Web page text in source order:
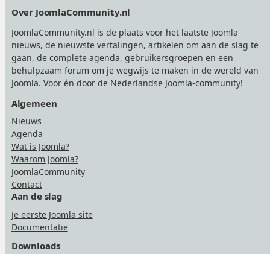
Over JoomlaCommunity.nl
JoomlaCommunity.nl is de plaats voor het laatste Joomla
nieuws, de nieuwste vertalingen, artikelen om aan de slag te
gaan, de complete agenda, gebruikersgroepen en een
behulpzaam forum om je wegwijs te maken in de wereld van
Joomla. Voor én door de Nederlandse Joomla-community!
Algemeen
Nieuws
Agenda
Wat is Joomla?
Waarom Joomla?
JoomlaCommunity
Contact
Aan de slag
Je eerste Joomla site
Documentatie
Downloads